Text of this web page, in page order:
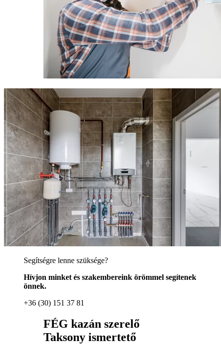
Segítségre lenne szüksége?
Hívjon minket és szakembereink örömmel segítenek
önnek.
+36 (30) 151 37 81
FÉG kazán szerelő
Taksony ismertető